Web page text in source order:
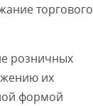
торгового
розничных
их
формой